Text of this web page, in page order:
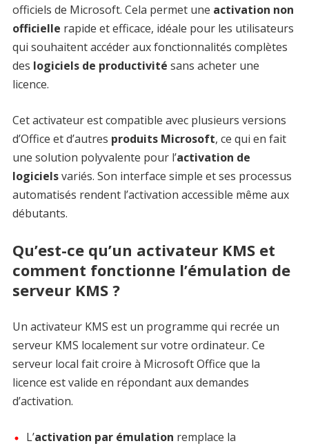
officiels de Microsoft. Cela permet une activation non
officielle rapide et efficace, idéale pour les utilisateurs
qui souhaitent accéder aux fonctionnalités complètes
des logiciels de productivité sans acheter une
licence.
Cet activateur est compatible avec plusieurs versions
d’Office et d’autres produits Microsoft, ce qui en fait
une solution polyvalente pour l’activation de
logicielsvariés. Son interface simple et ses processus
automatisés rendent l’activation accessible même aux
débutants.
Qu’est-ce qu’un activateur KMS et
comment fonctionne l’émulation de
serveur KMS ?
Un activateur KMS est un programme qui recrée un
serveur KMS localement sur votre ordinateur. Ce
serveur local fait croire à Microsoft Office que la
licence est valide en répondant aux demandes
d’activation.
L’activation par émulation remplace la